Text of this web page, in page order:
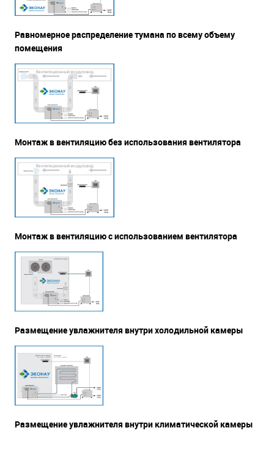
Равномерное распределение тумана по всему объему
помещения
Монтаж в вентиляцию без использования вентилятора
Монтаж в вентиляцию с использованием вентилятора
Размещение увлажнителя внутри холодильной камеры
Размещение увлажнителя внутри климатической камеры